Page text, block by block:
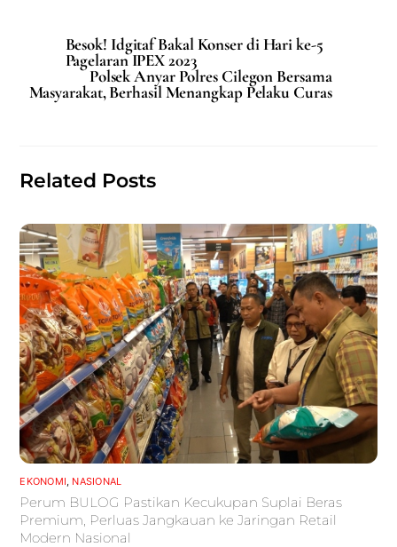
c
e
b
k
ai
l
at
s
A
ar
e
Besok! Idgitaf Bakal Konser di Hari ke-5
Pagelaran IPEX 2023
Polsek Anyar Polres Cilegon Bersama
Masyarakat, Berhasil Menangkap Pelaku Curas
Related Posts
EKONOMI NASIONAL
Perum BULOG Pastikan Kecukupan Suplai Beras
Premium, Perluas Jangkauan ke Jaringan Retail
Modern Nasional